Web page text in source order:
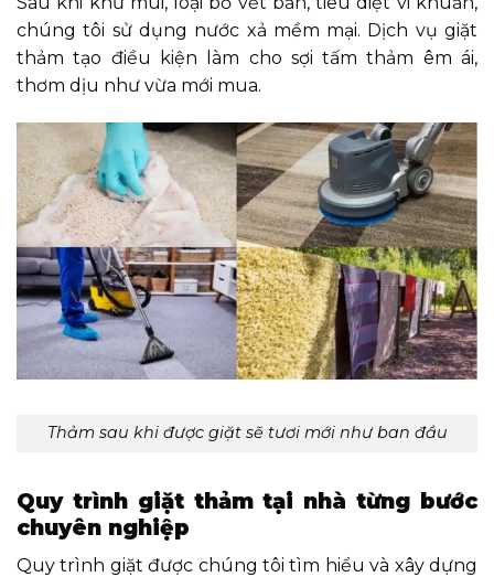
chúng tôi sử dụng nước xả mềm mại. Dịch vụ giặt
thảm tạo điều kiện làm cho sợi tấm thảm êm ái,
thơm dịu như vừa mới mua.
Thảm sau khi được giặt sẽ tươi mới như ban đầu
Quy trình giặt thảm tại nhà từng bước
chuyên nghiệp
Quy trình giặt được chúng tôi tìm hiểu và xây dựng